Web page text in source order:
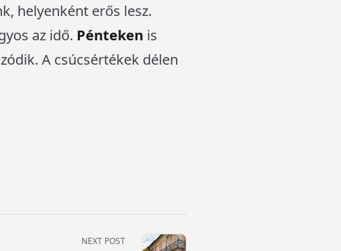
helyenként erős lesz.
az idő. Pénteken is
A csúcsértékek délen
NEXT POST